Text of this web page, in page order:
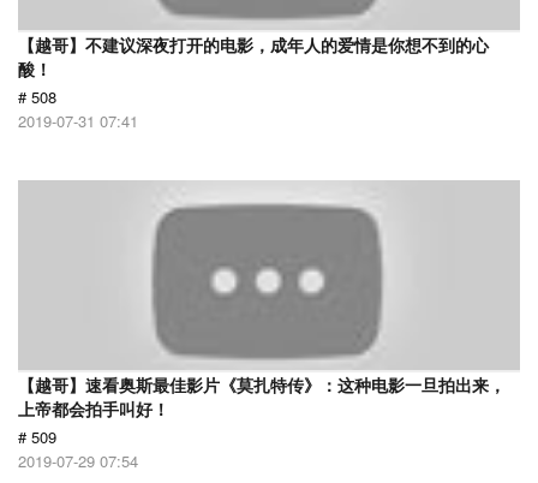
【越哥】不建议深夜打开的电影，成年人的爱情是你想不到的心
酸！
# 508
2019-07-31 07:41
【越哥】速看奥斯最佳影片《莫扎特传》：这种电影一旦拍出来，
上帝都会拍手叫好！
# 509
2019-07-29 07:54